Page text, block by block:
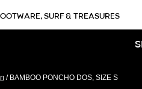
surf & treasures
/ BAMBOO PONCHO DOS, SIZE S